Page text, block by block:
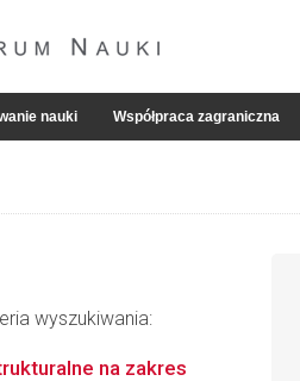
nauki Współpraca zagraniczna
wyszukiwania:
na zakres